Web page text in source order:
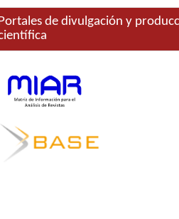
de divulgación y